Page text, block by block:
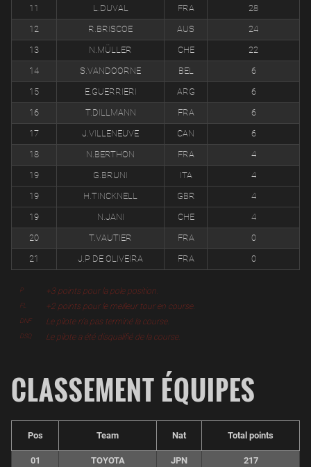
11
L.DUVAL FRA
28
12
R.BRISCOE AUS
24
13
N.MÜLLER CHE
22
14
S.VANDOORNE BEL
6
15
E.GUERRIERI ARG
6
16
T.DILLMANN FRA
6
17
J.VILLENEUVE CAN
6
18
N.BERTHON FRA
4
19
G.BRUNI ITA
4
19
H.TINCKNELL GBR
4
19
N.JANI CHE
4
20
T.VAUTIER FRA
0
21
J.P DE OLIVEIRA FRA 0
P +3 points pour la pole position.
FL +2 points pour le meilleur tour en course.
DNF Le pilote n'a pas terminé la course.
DSQ Le pilote a été disqualifié de la course.
CLASSEMENT ÉQUIPES
Pos Team Nat Total points
01 TOYOTA JPN 217